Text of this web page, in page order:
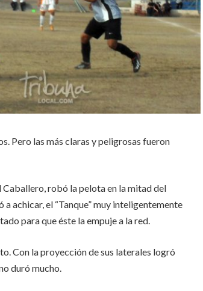
Pero las más claras y peligrosas fueron
robó la pelota en la mitad del
achicar, el “Tanque” muy inteligentemente
para que éste la empuje a la red.
Con la proyección de sus laterales logró
duró mucho.